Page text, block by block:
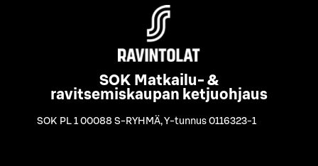
SOK Matkailu- &
ravitsemiskaupan ketjuohjaus
SOK PL 1 00088 S-RYHMÄ,Y-tunnus 0116323-1